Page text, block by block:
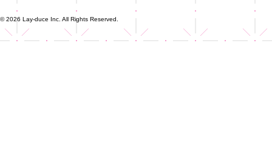
© 2026 Lay-duce Inc. All Rights Reserved.